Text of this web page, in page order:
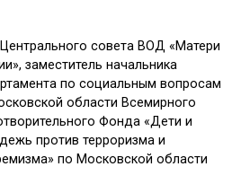
совета ВОД «Матери
заместитель начальника
по социальным вопросам
области Всемирного
Фонда «Дети и
против терроризма и
по Московской области